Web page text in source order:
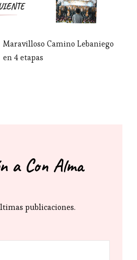
Maravilloso Camino Lebaniego
en 4 etapas
a Con Alma
publicaciones.